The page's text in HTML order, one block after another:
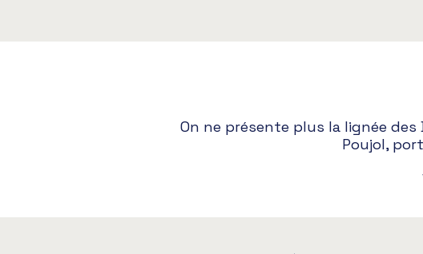
On ne présente plus la lignée
Poujol,